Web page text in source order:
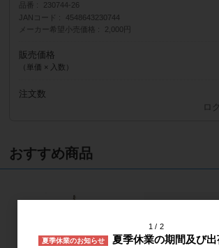
品番
230744-26
JANコード
4548643230744
メーカー希望小売価格
2,000円
販売価格
（単価 × 入数）
注文数
ロ
おすすめ商品
1 2
夏季休業のお知らせ
夏季休業の期間及び